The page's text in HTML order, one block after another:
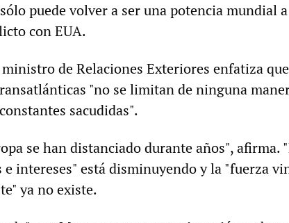
puede volver a ser una potencia mundial a
con EUA.
de Relaciones Exteriores enfatiza
"no se limitan de ninguna
sacudidas".
se han distanciado durante años", afirma.
e intereses" está disminuyendo y la "fuerza
ya no existe.